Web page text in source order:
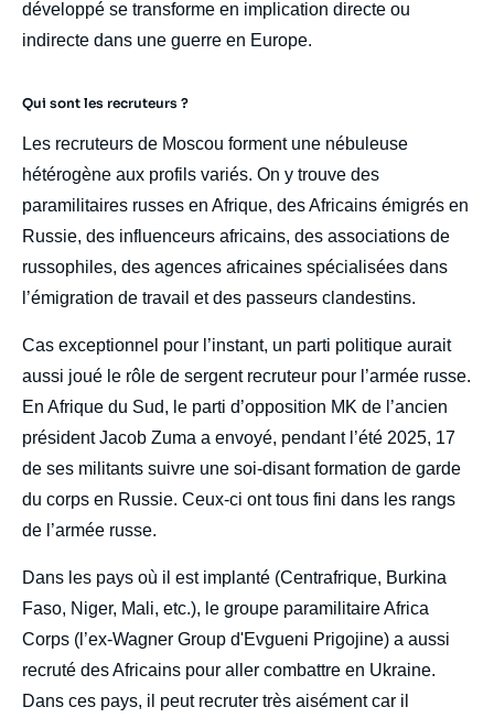
développé se transforme en implication directe ou
indirecte dans une guerre en Europe.
Qui sont les recruteurs ?
Les recruteurs de Moscou forment une nébuleuse
hétérogène aux profils variés. On y trouve des
paramilitaires russes en Afrique, des Africains émigrés en
Russie, des influenceurs africains, des associations de
russophiles, des agences africaines spécialisées dans
l’émigration de travail et des passeurs clandestins.
Cas exceptionnel pour l’instant, un parti politique aurait
aussi joué le rôle de sergent recruteur pour l’armée russe.
En Afrique du Sud, le parti d’opposition MK de l’ancien
président Jacob Zuma a envoyé, pendant l’été 2025, 17
de ses militants suivre une soi-disant formation de garde
du corps en Russie. Ceux-ci ont tous fini dans les rangs
de l’armée russe.
Dans les pays où il est implanté (Centrafrique, Burkina
Faso, Niger, Mali, etc.), le groupe paramilitaire Africa
Corps (l’ex-Wagner Group d'Evgueni Prigojine) a aussi
recruté des Africains pour aller combattre en Ukraine.
Dans ces pays, il peut recruter très aisément car il